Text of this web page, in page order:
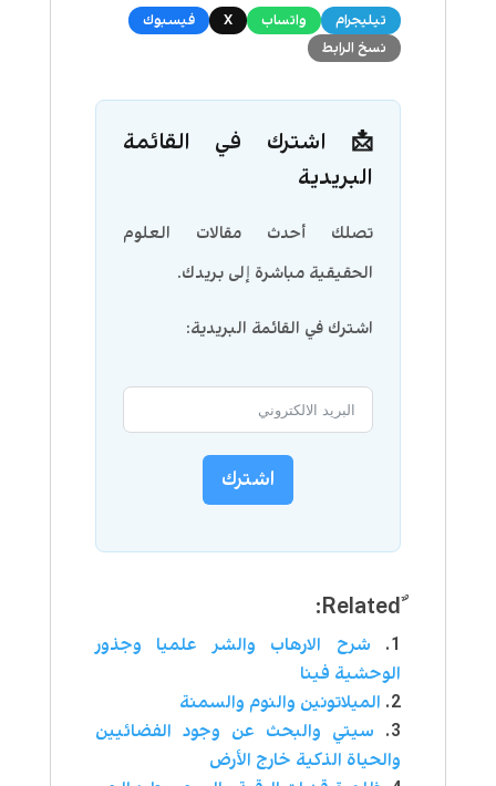
تيليجرام واتساب X
فيسبوك
نسخ الرابط
📩 اشترك في القائمة
البريدية
تصلك أحدث مقالات العلوم
الحقيقية مباشرة إلى بريدك.
اشترك في القائمة البريدية:
اشترك
ٌRelated:
شرح الارهاب والشر علميا وجذور
الوحشية فينا
الميلاتونين والنوم والسمنة
سيتي والبحث عن وجود الفضائيين
والحياة الذكية خارج الأرض